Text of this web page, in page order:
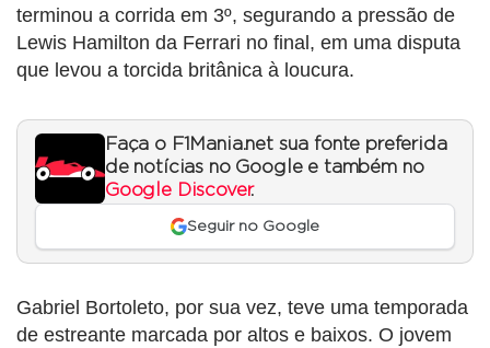
terminou a corrida em 3º, segurando a pressão de
Lewis Hamilton da Ferrari no final, em uma disputa
que levou a torcida britânica à loucura.
Faça o F1Mania.net sua fonte preferida
de notícias no Google e também no
Google Discover.
Seguir no Google
Gabriel Bortoleto, por sua vez, teve uma temporada
de estreante marcada por altos e baixos. O jovem